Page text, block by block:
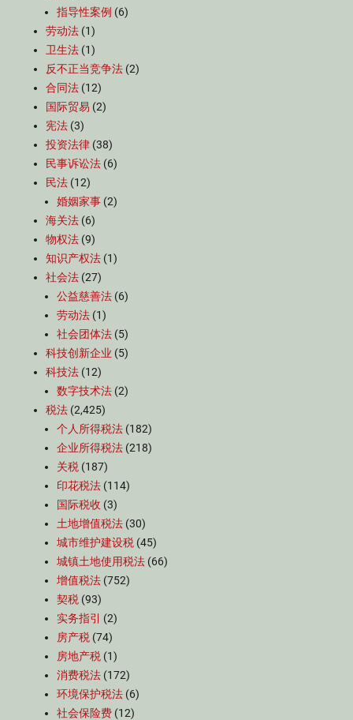
指导性案例 (6)
劳动法 (1)
卫生法 (1)
反不正当竞争法 (2)
合同法 (12)
国际贸易 (2)
宪法 (3)
投资法律 (38)
民事诉讼法 (6)
民法 (12)
婚姻家事 (2)
海关法 (6)
物权法 (9)
知识产权法 (1)
社会法 (27)
公益慈善法 (6)
劳动法 (1)
社会团体法 (5)
科技创新企业 (5)
科技法 (12)
数字技术法 (2)
税法 (2,425)
个人所得税法 (182)
企业所得税法 (218)
关税 (187)
印花税法 (114)
国际税收 (3)
土地增值税法 (30)
城市维护建设税 (45)
城镇土地使用税法 (66)
增值税法 (752)
契税 (93)
实务指引
(2)
房产税 (74)
房地产税 (1)
消费税法 (172)
环境保护税法 (6)
社会保险费 (12)